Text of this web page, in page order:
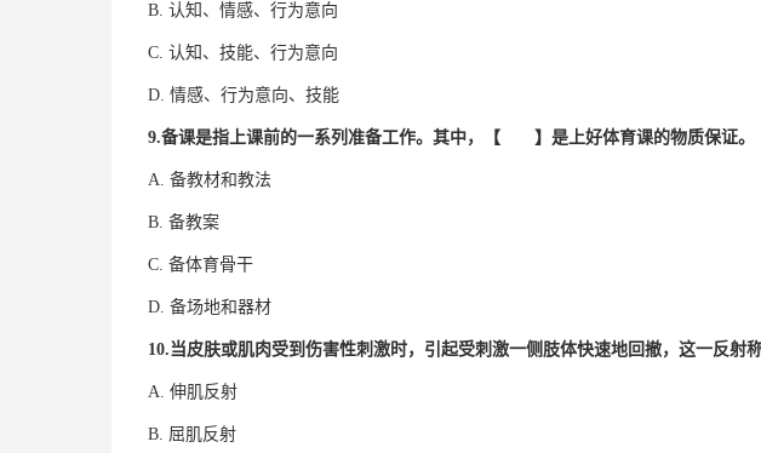
B. 认知、情感、行为意向
C. 认知、技能、行为意向
D. 情感、行为意向、技能
9.备课是指上课前的一系列准备工作。其中，【 】是上好体育课的物质保证。
A. 备教材和教法
B. 备教案
C. 备体育骨干
D. 备场地和器材
10.当皮肤或肌肉受到伤害性刺激时，引起受刺激一侧肢体快速地回撤，这一反
A. 伸肌反射
B. 屈肌反射